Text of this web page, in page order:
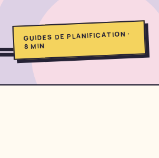
Commencer
🇫🇷FR
GUIDES DE PLANIFICATION ·
8 MIN